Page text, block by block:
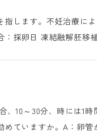
します。不妊治療に
10～30分、時には1
めていますか。A：卵